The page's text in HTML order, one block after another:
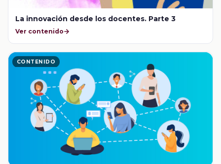
La innovación desde los docentes. Parte 3
Ver contenido
CONTENIDO